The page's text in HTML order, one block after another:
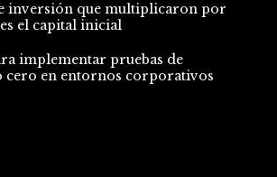
inversión que multiplicaron por
el capital inicial
implementar pruebas de
cero en entornos corporativos